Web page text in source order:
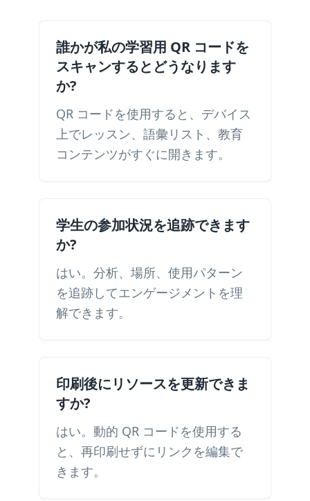
誰かが私の学習用 QR コードを
スキャンするとどうなります
か?
QR コードを使用すると、デバイス
上でレッスン、語彙リスト、教育
コンテンツがすぐに開きます。
学生の参加状況を追跡できます
か?
はい。分析、場所、使用パターン
を追跡してエンゲージメントを理
解できます。
印刷後にリソースを更新できま
すか?
はい。動的 QR コードを使用する
と、再印刷せずにリンクを編集で
きます。